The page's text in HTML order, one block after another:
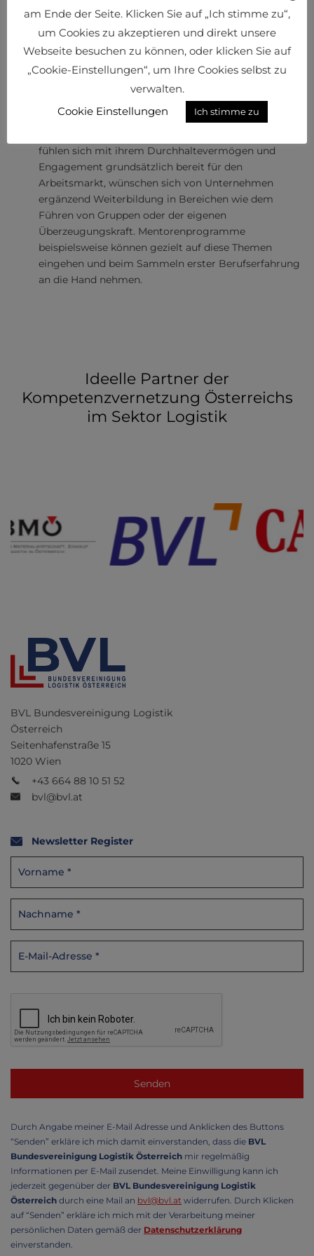
machen.
Begeistern + behalten
Sind die Young Professionals bereits im Sektor tätig,
heißt es für Unternehmen, proaktiv die vielfältigen
Perspektiven unterschiedlicher Beschäftigungs- und
Karrierewege aufzeigen ferner kontinuierlich durch
fachliche nebst persönliche
fühlen sich mit ihrem Durchhaltevermögen und
Engagement grundsätzlich bereit für den
Arbeitsmarkt, wünschen sich von Unternehmen
ergänzend Weiterbildung in Bereichen wie dem
Führen von Gruppen oder der eigenen
Überzeugungskraft. Mentorenprogramme
beispielsweise können gezielt auf diese Themen
eingehen und beim Sammeln erster Berufserfahrung
an die Hand nehmen.
Ideelle Partner der
Kompetenzvernetzung Österreichs
im Sektor Logistik
BVL Bundesvereinigung Logistik
Österreich
Seitenhafenstraße 15
1020 Wien
+43 664 88 10 51 52
bvl@bvl.at
Newsletter Register
Durch Angabe meiner E-Mail Adresse und Anklicken des Buttons
“Senden” erkläre ich mich damit einverstanden, dass die BVL
Bundesvereinigung Logistik Österreich mir regelmäßig
Informationen per E-Mail zusendet. Meine Einwilligung kann ich
jederzeit gegenüber der BVL Bundesvereinigung Logistik
Österreich durch eine Mail an bvl@bvl.at widerrufen. Durch Klicken
auf “Senden” erkläre ich mich mit der Verarbeitung meiner
persönlichen Daten gemäß der Datenschutzerklärung
einverstanden.
am Ende der Seite. Klicken Sie auf „Ich stimme zu“,
um Cookies zu akzeptieren und direkt unsere
Webseite besuchen zu können, oder klicken Sie auf
„Cookie-Einstellungen“, um Ihre Cookies selbst zu
verwalten.
Cookie Einstellungen
Ich stimme zu